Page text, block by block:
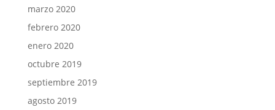
marzo 2020
febrero 2020
enero 2020
octubre 2019
septiembre 2019
agosto 2019